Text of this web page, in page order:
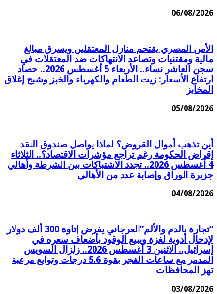
06/08/2026
الأمن المصري يقتحم منازل المعتقلين ويسرق مبالغ
مالية ومقتنيات وتصاعد الانتهاكات ضد المعتقلات في
سجن العاشر نساء.. الأربعاء 5 أغسطس 2026.. حصاد
ارتفاع الأسعار: زيت الطعام والكهرباء والخبز وشبح إغلاق
المخابز
05/08/2026
أين تذهب أموال القروض؟ لماذا يواصل صندوق النقد
إقراض الحكومة رغم تراجع مؤشرات الاقتصاد؟.. الثلاثاء
4 أغسطس 2026.. تجدد الاشتباكات بين الشرطة وأهالي
جزيرة الوراق وإصابة عدد من الأهالي
04/08/2026
“تجارة بالدم والألم”العرجاني يفرض إتاوة 300 ألف دولار
لإدخال أدوية لغزة ويبيع الوقود بأضعاف سعره في
إسرائيل.. الاثنين 3 أغسطس 2026.. زلزال السويس
المدمر مع ساعات الفجر بقوة 5.6 درجات وتوابع مرعبة
تهز المحافظات
03/08/2026